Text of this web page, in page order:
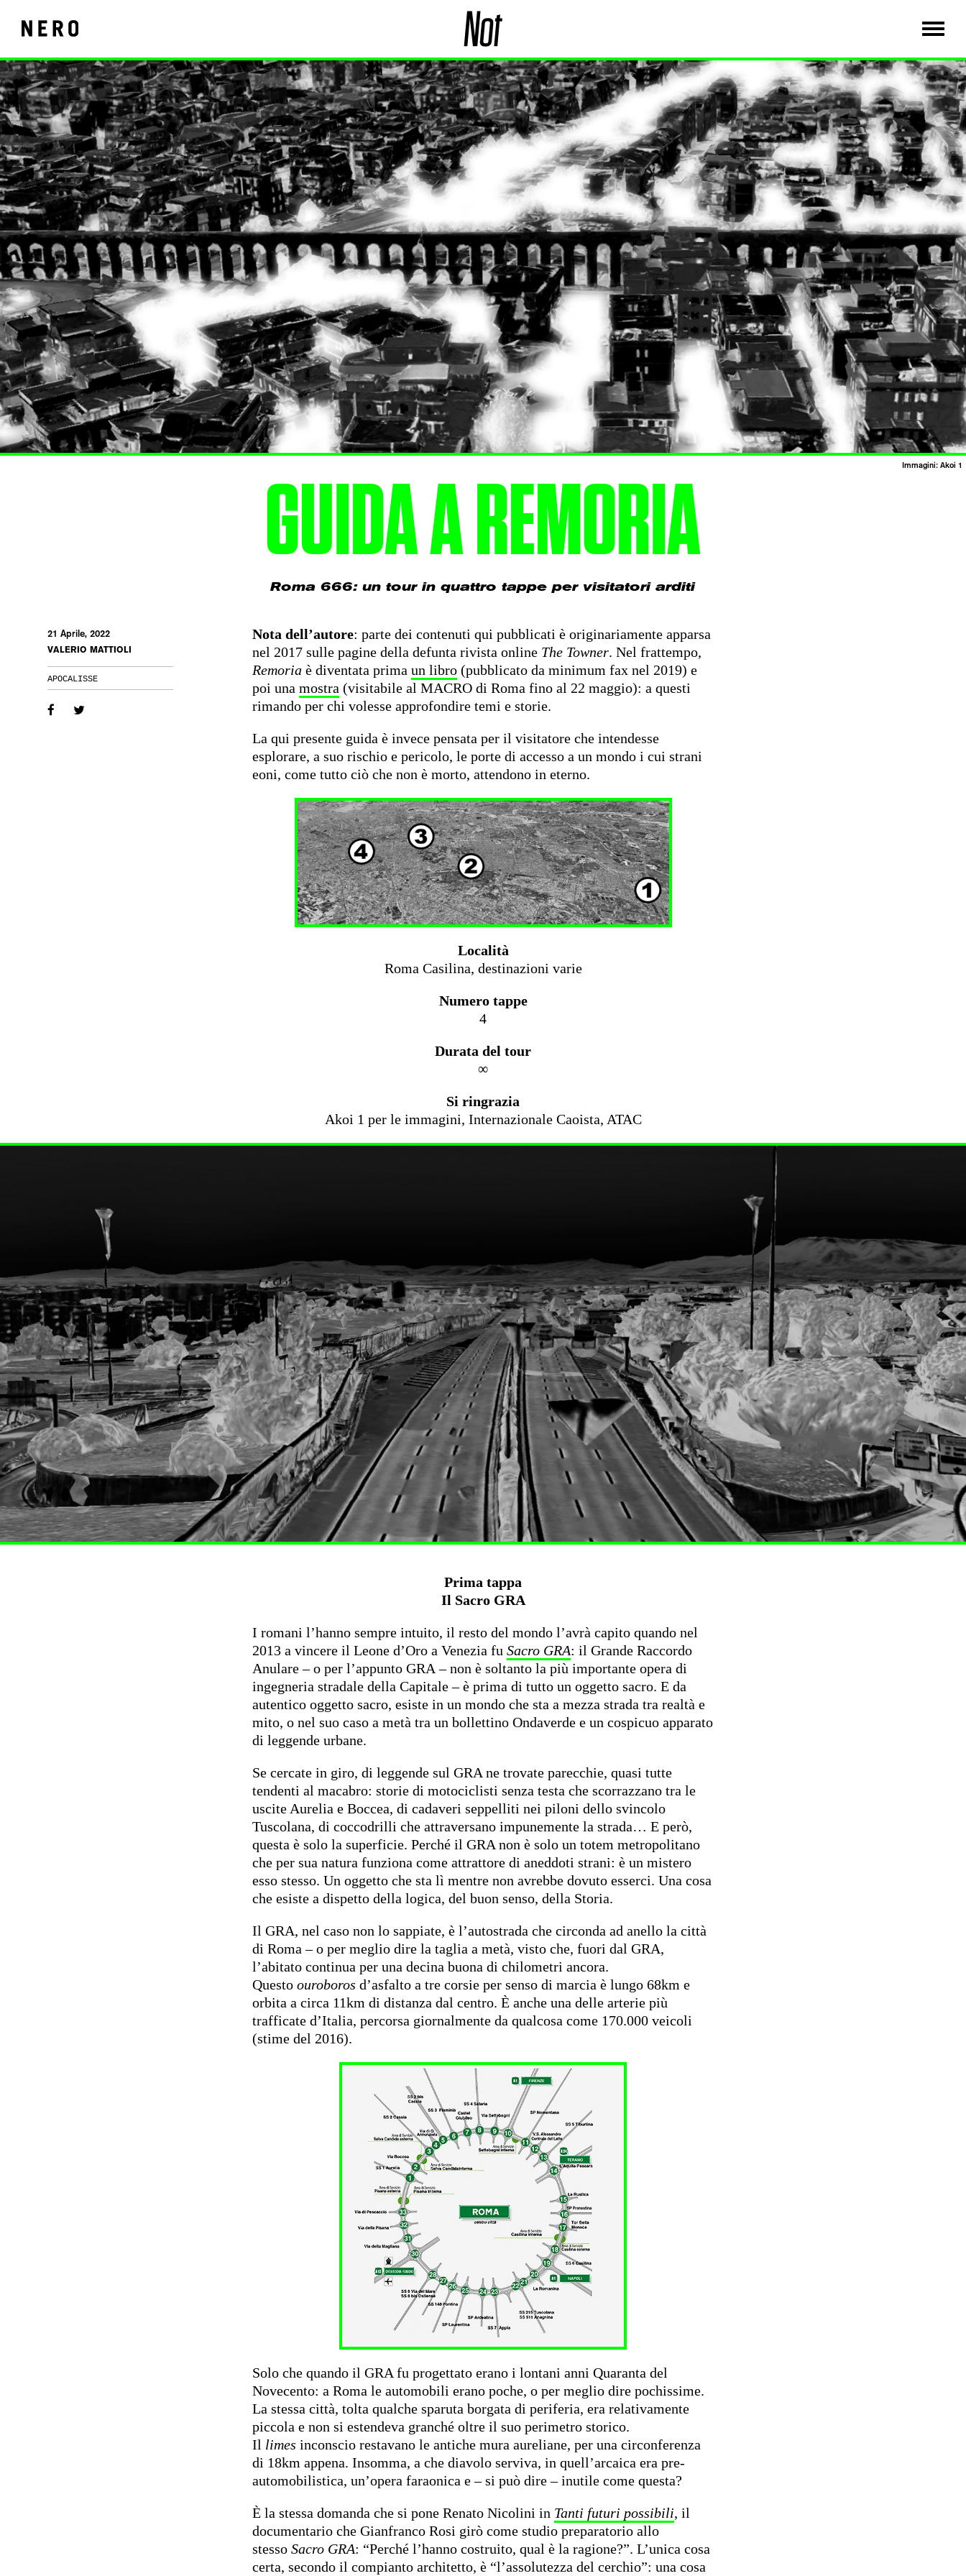
Immagini: Akoi 1
GUIDA A REMORIA
Roma 666: un tour in quattro tappe per visitatori arditi
21 Aprile, 2022
VALERIO MATTIOLI
APOCALISSE
Nota dell’autore: parte dei contenuti qui pubblicati è originariamente apparsa
nel 2017 sulle pagine della defunta rivista online The Towner. Nel frattempo,
Remoria è diventata prima un libro (pubblicato da minimum fax nel 2019) e
poi una mostra (visitabile al MACRO di Roma fino al 22 maggio): a questi
rimando per chi volesse approfondire temi e storie.
La qui presente guida è invece pensata per il visitatore che intendesse
esplorare, a suo rischio e pericolo, le porte di accesso a un mondo i cui strani
eoni, come tutto ciò che non è morto, attendono in eterno.
Località
Roma Casilina, destinazioni varie
Numero tappe
4
Durata del tour
∞
Si ringrazia
Akoi 1 per le immagini, Internazionale Caoista, ATAC
Prima tappa
Il Sacro GRA
I romani l’hanno sempre intuito, il resto del mondo l’avrà capito quando nel
2013 a vincere il Leone d’Oro a Venezia fu Sacro GRA: il Grande Raccordo
Anulare – o per l’appunto GRA – non è soltanto la più importante opera di
ingegneria stradale della Capitale – è prima di tutto un oggetto sacro. E da
autentico oggetto sacro, esiste in un mondo che sta a mezza strada tra realtà e
mito, o nel suo caso a metà tra un bollettino Ondaverde e un cospicuo apparato
di leggende urbane.
Se cercate in giro, di leggende sul GRA ne trovate parecchie, quasi tutte
tendenti al macabro: storie di motociclisti senza testa che scorrazzano tra le
uscite Aurelia e Boccea, di cadaveri seppelliti nei piloni dello svincolo
Tuscolana, di coccodrilli che attraversano impunemente la strada… E però,
questa è solo la superficie. Perché il GRA non è solo un totem metropolitano
che per sua natura funziona come attrattore di aneddoti strani: è un mistero
esso stesso. Un oggetto che sta lì mentre non avrebbe dovuto esserci. Una cosa
che esiste a dispetto della logica, del buon senso, della Storia.
Il GRA, nel caso non lo sappiate, è l’autostrada che circonda ad anello la città
di Roma – o per meglio dire la taglia a metà, visto che, fuori dal GRA,
l’abitato continua per una decina buona di chilometri ancora.
Questo ouroboros d’asfalto a tre corsie per senso di marcia è lungo 68km e
orbita a circa 11km di distanza dal centro. È anche una delle arterie più
trafficate d’Italia, percorsa giornalmente da qualcosa come 170.000 veicoli
(stime del 2016).
Solo che quando il GRA fu progettato erano i lontani anni Quaranta del
Novecento: a Roma le automobili erano poche, o per meglio dire pochissime.
La stessa città, tolta qualche sparuta borgata di periferia, era relativamente
piccola e non si estendeva granché oltre il suo perimetro storico.
Il limes inconscio restavano le antiche mura aureliane, per una circonferenza
di 18km appena. Insomma, a che diavolo serviva, in quell’arcaica era pre-
automobilistica, un’opera faraonica e – si può dire – inutile come questa?
È la stessa domanda che si pone Renato Nicolini in Tanti futuri possibili, il
documentario che Gianfranco Rosi girò come studio preparatorio allo
stesso Sacro GRA: “Perché l’hanno costruito, qual è la ragione?”. L’unica cosa
certa, secondo il compianto architetto, è “l’assolutezza del cerchio”: una cosa